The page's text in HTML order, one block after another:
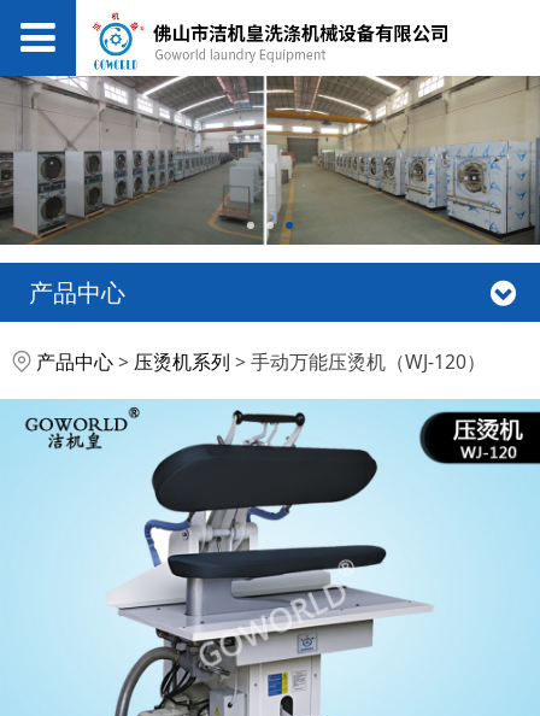
产品中心
手动万能压烫机（WJ-
120）
产品中心> 压烫机系列 >手动万能压烫机（WJ-120）